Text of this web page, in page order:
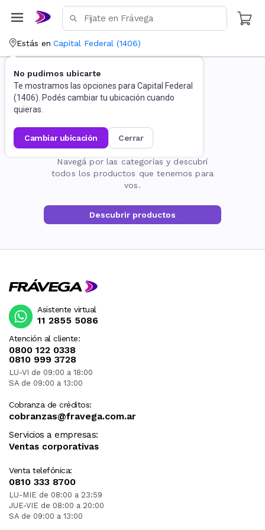
Estás en Capital Federal (1406)
No pudimos ubicarte
Te mostramos las opciones para Capital Federal
(1406). Podés cambiar tu ubicación cuando
quieras.
cambiar ubicación cerrar
La página no existe
Navegá por las categorías y descubrí
todos los productos que tenemos para
vos.
Descubrir productos
Atención al cliente:
0800 122 0338
0810 999 3728
LU-VI de 09:00 a 18:00
SA de 09:00 a 13:00
Cobranza de créditos:
cobranzas@fravega.com.ar
Servicios a empresas:
Ventas corporativas
Venta telefónica:
0810 333 8700
LU-MIE de 08:00 a 23:59
JUE-VIE de 08:00 a 20:00
SA de 09:00 a 13:00
Asistente virtual
11 2855 5086